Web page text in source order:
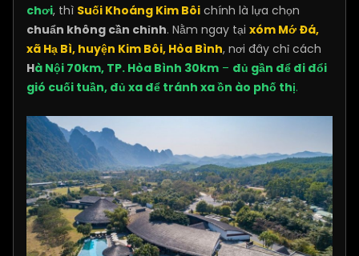
chơi, thì Suối Khoáng Kim Bôi chính là lựa chọn
chuẩn không cần chỉnh. Nằm ngay tại xóm Mớ Đá,
xã Hạ Bì, huyện Kim Bôi, Hòa Bình, nơi đây chỉ cách
Hà Nội 70km, TP. Hòa Bình 30km – đủ gần để đi đổi
gió cuối tuần, đủ xa để tránh xa ồn ào phố thị.